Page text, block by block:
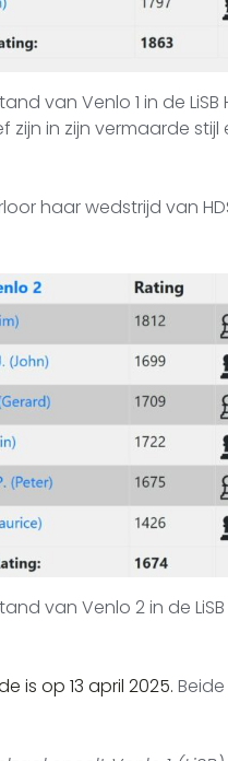
van Venlo 1 in de
zijn in zijn vermaarde
haar wedstrijd van
van Venlo 2 in de
is op 13 april 2025.